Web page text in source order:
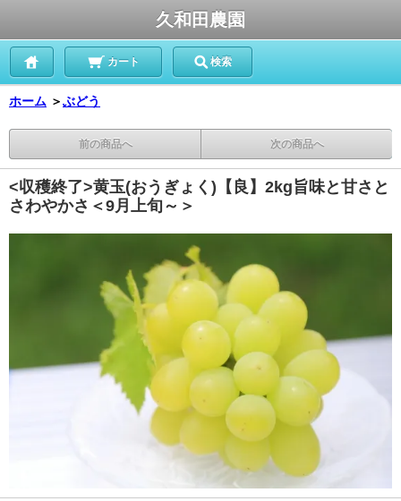
久和田農園
カート 検索
ホーム ＞ぶどう
前の商品へ 次の商品へ
<収穫終了>黄玉(おうぎょく)【良】2kg旨味と甘さと
さわやかさ＜9月上旬～＞